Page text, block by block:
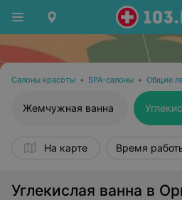
Салоны красоты • SPA-салоны • Общие
Жемчужная ванна
На карте Время
Углекислая ванна в